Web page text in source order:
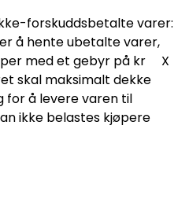
forskuddsbetalte varer:
å hente ubetalte varer,
med et gebyr på kr X
skal maksimalt dekke
for å levere varen til
ikke belastes kjøpere